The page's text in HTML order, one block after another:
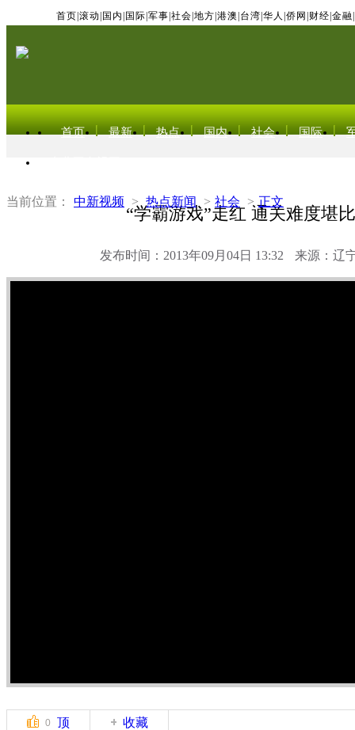
首页 滚动 国内 国际 军事 社会 地方 港澳 台湾 华人 侨网 财经 金融
首页 最新 热点 国内 社会 国际
当前位置： 中新视频 > 热点新闻 > 社会 > 正文
“学霸游戏”走红 通关难度堪
发布时间：2013年09月04日 13:32 来源：辽
0 顶 收藏